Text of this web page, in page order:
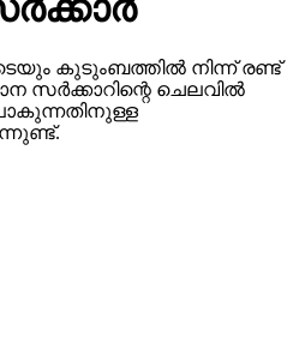
കുടുംബത്തില്‍ നിന്ന് രണ്ട്
സര്‍ക്കാറിന്റെ ചെലവില്‍